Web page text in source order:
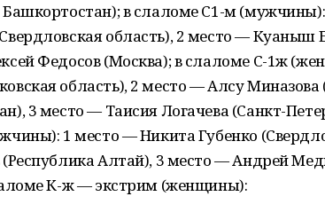
Башкортостан); в слаломе С1-м
область), 2 место — Куаныш
Федосов (Москва); в слаломе С-1ж
область), 2 место — Алсу Миназова
3 место — Таисия Логачева (Санкт-
1 место — Никита Губенко
Алтай), 3 место — Андрей
К-ж — экстрим (женщины):